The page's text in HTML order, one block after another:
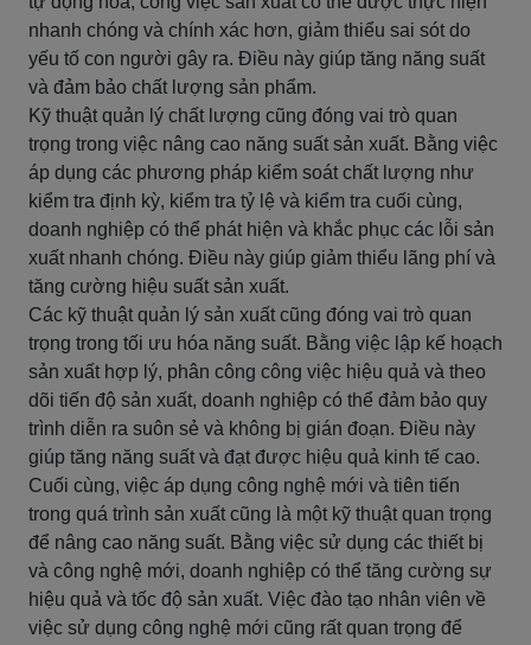
nhanh chóng và chính xác hơn, giảm thiểu sai sót do
yếu tố con người gây ra. Điều này giúp tăng năng suất
và đảm bảo chất lượng sản phẩm.
Kỹ thuật quản lý chất lượng cũng đóng vai trò quan
trọng trong việc nâng cao năng suất sản xuất. Bằng việc
áp dụng các phương pháp kiểm soát chất lượng như
kiểm tra định kỳ, kiểm tra tỷ lệ và kiểm tra cuối cùng,
doanh nghiệp có thể phát hiện và khắc phục các lỗi sản
xuất nhanh chóng. Điều này giúp giảm thiểu lãng phí và
tăng cường hiệu suất sản xuất.
Các kỹ thuật quản lý sản xuất cũng đóng vai trò quan
trọng trong tối ưu hóa năng suất. Bằng việc lập kế hoạch
sản xuất hợp lý, phân công công việc hiệu quả và theo
dõi tiến độ sản xuất, doanh nghiệp có thể đảm bảo quy
trình diễn ra suôn sẻ và không bị gián đoạn. Điều này
giúp tăng năng suất và đạt được hiệu quả kinh tế cao.
Cuối cùng, việc áp dụng công nghệ mới và tiên tiến
trong quá trình sản xuất cũng là một kỹ thuật quan trọng
để nâng cao năng suất. Bằng việc sử dụng các thiết bị
và công nghệ mới, doanh nghiệp có thể tăng cường sự
hiệu quả và tốc độ sản xuất. Việc đào tạo nhân viên về
việc sử dụng công nghệ mới cũng rất quan trọng để